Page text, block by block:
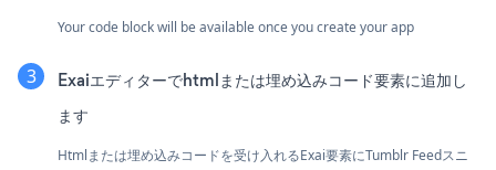
Your code block will be available once you create your app
Exaiエディターでhtmlまたは埋め込みコード要素に追加し
ます
Htmlまたは埋め込みコードを受け入れるExai要素にTumblr Feedスニ